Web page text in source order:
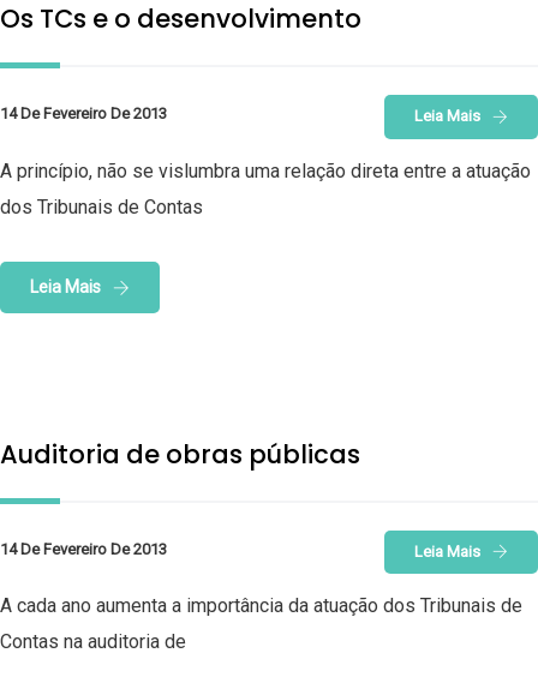
Os TCs e o desenvolvimento
14 De Fevereiro De 2013 Leia Mais
A princípio, não se vislumbra uma relação direta entre a atuação
dos Tribunais de Contas
Leia Mais
Auditoria de obras públicas
14 De Fevereiro De 2013 Leia Mais
A cada ano aumenta a importância da atuação dos Tribunais de
Contas na auditoria de